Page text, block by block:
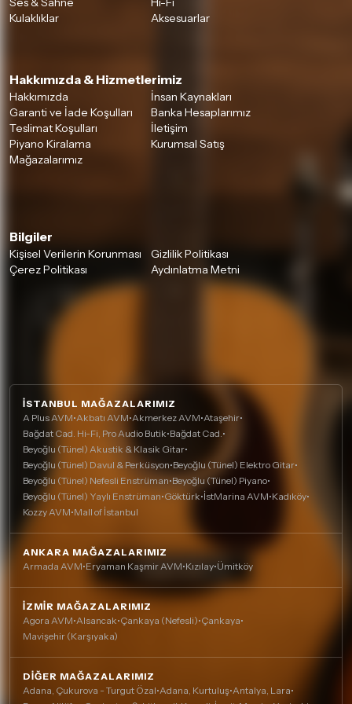
Kulaklıklar
Aksesuarlar
Hakkımızda & Hizmetlerimiz
Hakkımızda
İnsan Kaynakları
Garanti ve İade Koşulları
Banka Hesaplarımız
Teslimat Koşulları
İletişim
Piyano Kiralama
Kurumsal Satış
Mağazalarımız
Bilgiler
Kişisel Verilerin Korunması
Gizlilik Politikası
Çerez Politikası
Aydınlatma Metni
İSTANBUL MAĞAZALARIMIZ
A Plus AVM•Akbatı AVM•Akmerkez AVM•Ataşehir•
Bağdat Cad. Hi-Fi, Pro Audio Butik•Bağdat Cad.•
Beyoğlu (Tünel) Akustik & Klasik Gitar•
Beyoğlu (Tünel) Davul & Perküsyon•Beyoğlu (Tünel) Elektro Gitar•
Beyoğlu (Tünel) Nefesli Enstrüman•Beyoğlu (Tünel) Piyano•
Beyoğlu (Tünel) Yaylı Enstrüman•Göktürk•İstMarina AVM•Kadıköy•
Kozzy AVM•Mall of İstanbul
ANKARA MAĞAZALARIMIZ
Armada AVM•Eryaman Kaşmir AVM•Kızılay•Ümitköy
İZMIR MAĞAZALARIMIZ
Agora AVM•Alsancak•Çankaya (Nefesli)•Çankaya•
Mavişehir (Karşıyaka)
DIĞER MAĞAZALARIMIZ
Adana, Çukurova - Turgut Özal•Adana, Kurtuluş•Antalya, Lara•